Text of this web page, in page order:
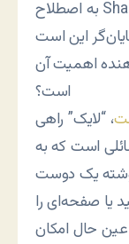
به اصطلاح Share می‌کنند. اما کلیک بر واژه لایکِ زیر
این است
اهمیت آن
است؟
، “لایک” راهی
است که به
یک دوست
یا صفحه‌ای را
عین حال امکان